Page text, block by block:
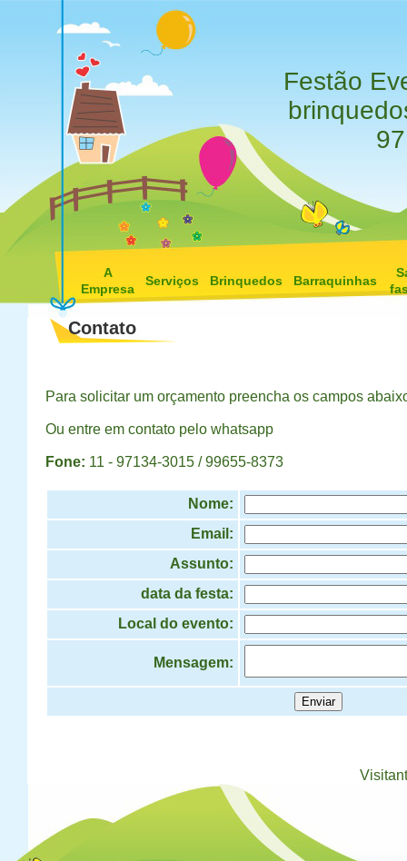
Festão
A
Empresa
Serviços Brinquedos Barraquinhas
Contato
Para solicitar um orçamento preencha os campos
Ou entre em contato pelo whatsapp
Fone: 11 - 97134-3015 / 99655-8373
Nome:
Email:
Assunto:
data da festa:
Local do evento:
Mensagem: